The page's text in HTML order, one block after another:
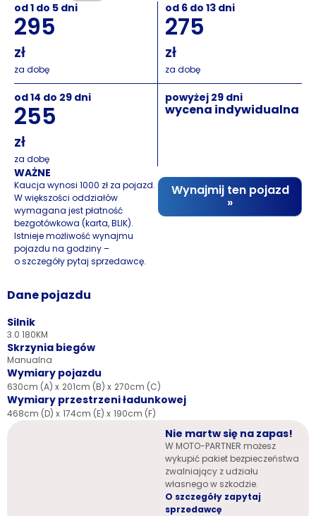
od 1 do 5 dni
295
za dobę
od 6 do 13 dni
275
za dobę
od 14 do 29 dni
255
za dobę
powyżej 29 dni
wycena indywidualna
WAŻNE
Kaucja wynosi 1000 zł za pojazd.
W większości oddziałów
wymagana jest płatność
bezgotówkowa (karta, BLIK).
Istnieje możliwość wynajmu
pojazdu na godziny –
o szczegóły pytaj sprzedawcę.
Wynajmij ten pojazd
»
Dane pojazdu
Silnik
3.0 180KM
Skrzynia biegów
Manualna
Wymiary pojazdu
630cm (A) x 201cm (B) x 270cm (C)
Wymiary przestrzeni ładunkowej
468cm (D) x 174cm (E) x 190cm (F)
Nie martw się na zapas!
W MOTO-PARTNER możesz
wykupić pakiet bezpieczeństwa
zwalniający z udziału
własnego w szkodzie.
O szczegóły zapytaj
sprzedawcę